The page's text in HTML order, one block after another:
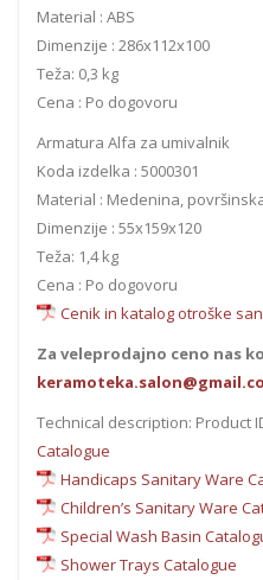
Material : ABS
Dimenzije : 286x112x100
Teža: 0,3 kg
Cena : Po dogovoru
Armatura Alfa za umivalnik
Koda izdelka : 5000301
Material : Medenina,
Dimenzije : 55x159x120
Teža: 1,4 kg
Cena : Po dogovoru
Cenik in katalog otroške
Za veleprodajno ceno nas
Technical description: Product
Catalogue
Handicaps Sanitary Ware
Children’s Sanitary Ware
Special Wash Basin
Shower Trays Catalogue